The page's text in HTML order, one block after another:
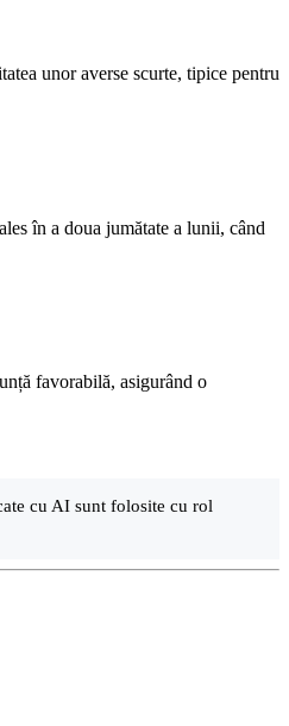
unor averse scurte, tipice pentru
în a doua jumătate a lunii, când
favorabilă, asigurând o
cu AI sunt folosite cu rol